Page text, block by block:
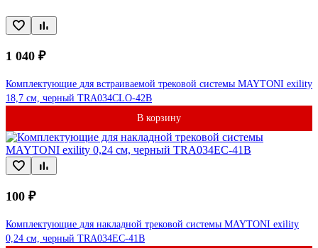
1 040 ₽
Комплектующие для встраиваемой трековой системы MAYTONI exility
18,7 см, черный TRA034CLO-42B
В корзину
100 ₽
Комплектующие для накладной трековой системы MAYTONI exility
0,24 см, черный TRA034EC-41B